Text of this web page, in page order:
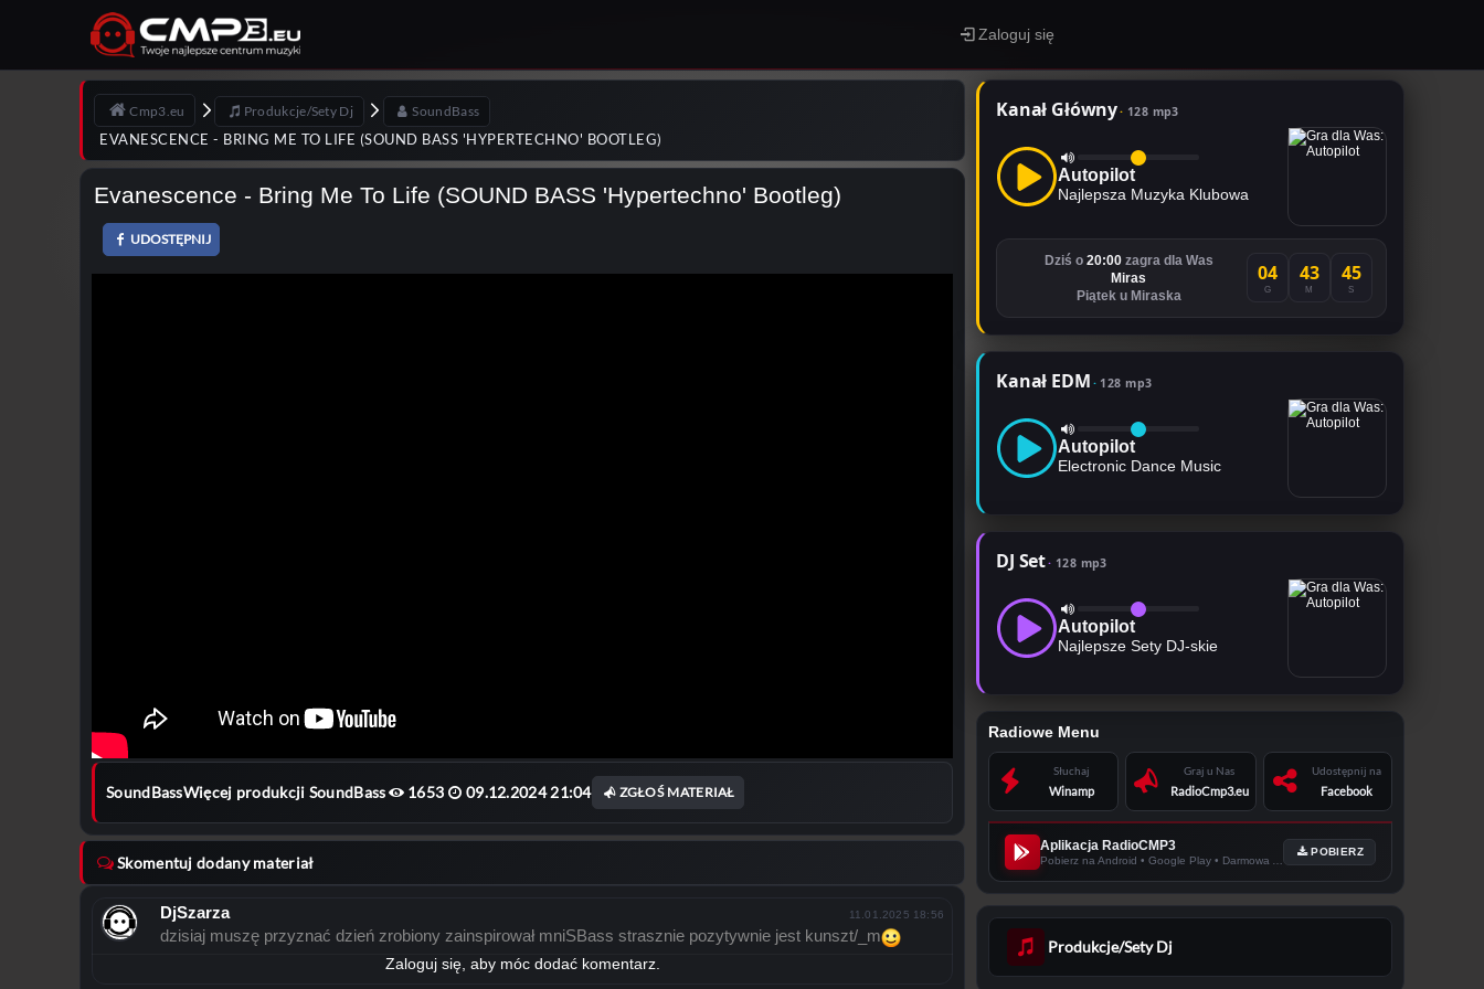
Zaloguj się
Cmp3.eu Produkcje/Sety Dj SoundBass
EVANESCENCE - BRING ME TO LIFE (SOUND BASS 'HYPERTECHNO' BOOTLEG)
Evanescence - Bring Me To Life (SOUND BASS 'Hypertechno' Bootleg)
UDOSTĘPNIJ
SoundBassWięcej produkcji SoundBass 1653 09.12.2024 21:04 ZGŁOŚ MATERIAŁ
Skomentuj dodany materiał
DjSzarza 11.01.2025 18:56
dzisiaj muszę przyznać dzień zrobiony zainspirował mniSBass strasznie pozytywnie jest kunszt/_m
Zaloguj się, aby móc dodać komentarz.
Kanał Główny 128 mp3
Autopilot
Najlepsza Muzyka Klubowa
Dziś o 20:00zagra dla Was
Miras
Piątek u Miraska
04
G
43
M
44
S
Kanał EDM 128 mp3
Autopilot
Electronic Dance Music
DJ Set 128 mp3
Autopilot
Najlepsze Sety DJ-skie
Radiowe Menu
Słuchaj
Winamp
Graj u Nas
RadioCmp3.eu
Udostępnij na
Facebook
Aplikacja RadioCMP3 POBIERZ
Produkcje/Sety Dj